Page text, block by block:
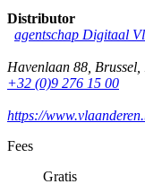
Distributor
agentschap Digitaal
Havenlaan 88, Brussel,
+32 (0)9 276 15 00
https://
Fees
Gratis